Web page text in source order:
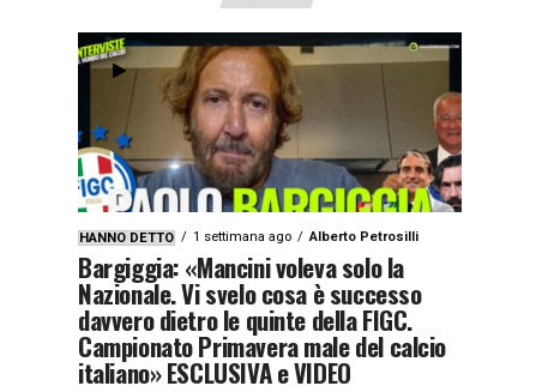
HANNO DETTO 1 settimana ago Alberto Petrosilli
Bargiggia: «Mancini voleva solo la
Nazionale. Vi svelo cosa è successo
davvero dietro le quinte della FIGC.
Campionato Primavera male del calcio
italiano» ESCLUSIVA e VIDEO